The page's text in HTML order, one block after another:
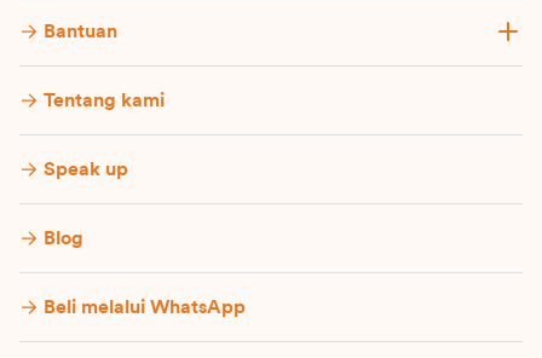
Bantuan
Tentang kami
Speak up
Blog
Beli melalui WhatsApp